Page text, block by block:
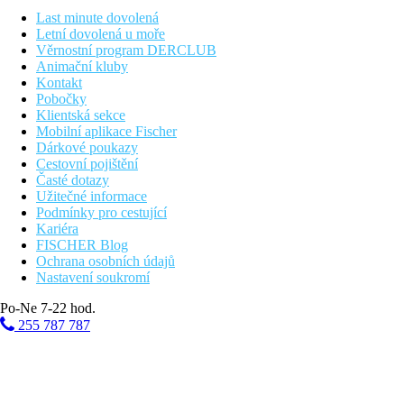
Vzdálenost k pláži
6 km
Golfové hřiště
58 km
Vzdálenost od nejbližšího letiště
Pláž
Lehátka na pláži za poplatek
Slunečníky na pláži za poplatek
Plážová dovolená
Bazény
Bar u bazénu
Lehátka u bazénu
Last minute dovolená
Letní dovolená u moře
Věrnostní program DERCLUB
Animační kluby
Kontakt
Pobočky
Klientská sekce
Mobilní aplikace Fischer
Dárkové poukazy
Cestovní pojištění
Časté dotazy
Užitečné informace
Podmínky pro cestující
Kariéra
FISCHER Blog
Ochrana osobních údajů
Nastavení soukromí
Po-Ne 7-22 hod.
255 787 787